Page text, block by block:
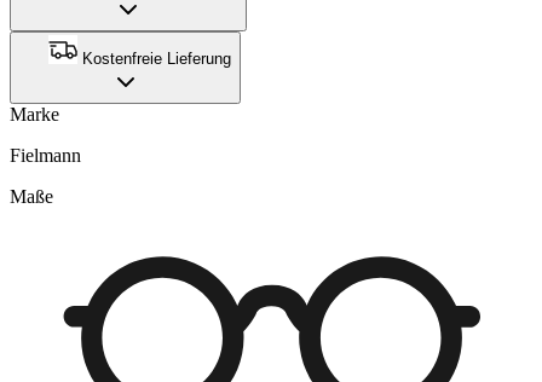
Kostenfreie Lieferung
Marke
Fielmann
Maße